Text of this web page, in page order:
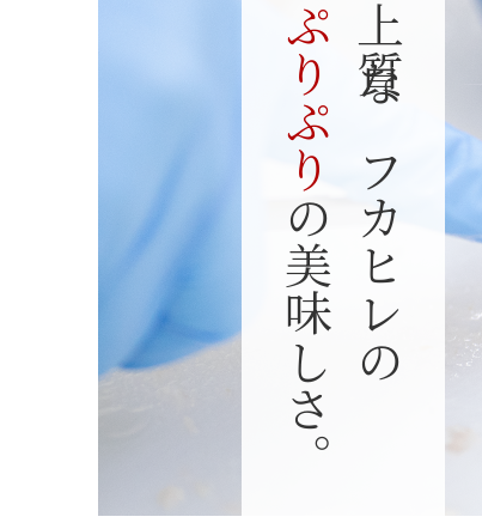
上質なフカヒレの
ぷりぷり
の美味しさ。